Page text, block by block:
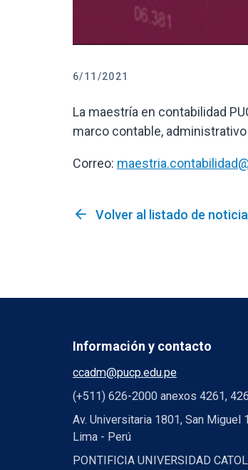
6/11/2021
La maestría en contabilidad
marco contable,
Correo:
arrow_back Volver al listado de
Información y contacto
ccadm@pucp.edu.pe
(+511) 626-2000 anexos 4261,
Av. Universitaria 1801, San Miguel
Lima - Perú
PONTIFICIA UNIVERSIDAD